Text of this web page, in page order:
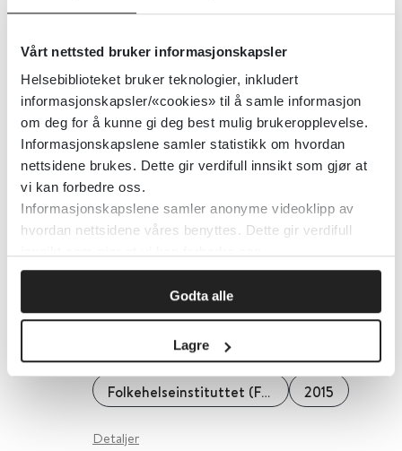
Vårt nettsted bruker informasjonskapsler
Helsebiblioteket bruker teknologier, inkludert
informasjonskapsler/«cookies» til å samle informasjon
om deg for å kunne gi deg best mulig brukeropplevelse.
Informasjonskapslene samler statistikk om hvordan
nettsidene brukes. Dette gir verdifull innsikt som gjør at
vi kan forbedre oss.
Informasjonskapslene samler anonyme videoklipp av
hvordan nettsidene våres benyttes. Dette gir verdifull
Godta alle
Lagre
Detaljer
Effekt av arbeidsmarkedstiltak på
deltakelse i arbeidslivet for
innvandrere
2015
Detaljer
Effekt av arbeidsmarkedstiltak på
deltakelse i arbeidslivet for
innvandrere
Folkehelseinstituttet (FHI) 2015
Detaljer